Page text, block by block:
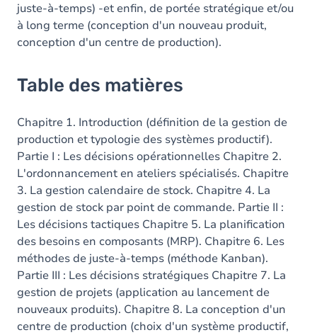
juste-à-temps) -et enfin, de portée stratégique et/ou
à long terme (conception d'un nouveau produit,
conception d'un centre de production).
Table des matières
Chapitre 1. Introduction (définition de la gestion de
production et typologie des systèmes productif).
Partie I : Les décisions opérationnelles Chapitre 2.
L'ordonnancement en ateliers spécialisés. Chapitre
3. La gestion calendaire de stock. Chapitre 4. La
gestion de stock par point de commande. Partie II :
Les décisions tactiques Chapitre 5. La planification
des besoins en composants (MRP). Chapitre 6. Les
méthodes de juste-à-temps (méthode Kanban).
Partie III : Les décisions stratégiques Chapitre 7. La
gestion de projets (application au lancement de
nouveaux produits). Chapitre 8. La conception d'un
centre de production (choix d'un système productif,